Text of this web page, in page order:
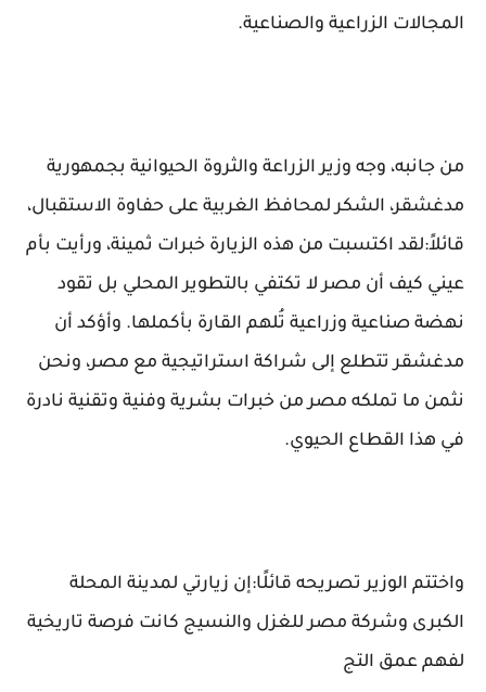
المجالات الزراعية والصناعية.
من جانبه، وجه وزير الزراعة والثروة الحيوانية بجمهورية
مدغشقر، الشكر لمحافظ الغربية على حفاوة الاستقبال،
قائلاً:لقد اكتسبت من هذه الزيارة خبرات ثمينة، ورأيت بأم
عيني كيف أن مصر لا تكتفي بالتطوير المحلي بل تقود
نهضة صناعية وزراعية تُلهم القارة بأكملها. وأؤكد أن
مدغشقر تتطلع إلى شراكة استراتيجية مع مصر، ونحن
نثمن ما تملكه مصر من خبرات بشرية وفنية وتقنية نادرة
في هذا القطاع الحيوي.
واختتم الوزير تصريحه قائلًا:إن زيارتي لمدينة المحلة
الكبرى وشركة مصر للغزل والنسيج كانت فرصة تاريخية
لفهم عمق التج